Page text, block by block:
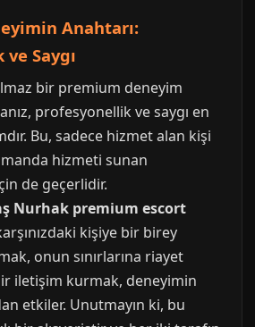
Anahtarı:
Saygı
bir premium deneyim
profesyonellik ve saygı en
Bu, sadece hizmet alan kişi
hizmeti sunan
de geçerlidir.
Nurhak premium escort
kişiye bir birey
onun sınırlarına riayet
iletişim kurmak, deneyimin
etkiler. Unutmayın ki, bu